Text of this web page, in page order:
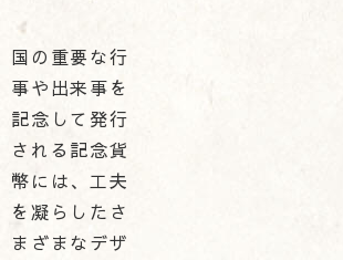
国の重要な行
事や出来事を
記念して発行
される記念貨
幣には、工夫
を凝らしたさ
まざまなデザ